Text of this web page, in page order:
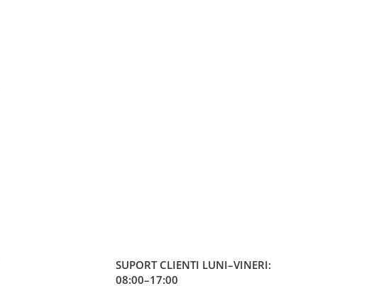
SUPORT CLIENTI LUNI–VINERI:
08:00–17:00